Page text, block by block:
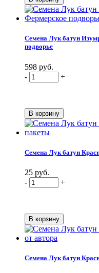
Семена Лук батун
подворье
598 руб.
-
+
Семена Лук батун
25 руб.
-
+
Семена Лук батун